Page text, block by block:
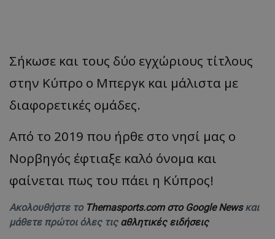
Σήκωσε και τους δύο εγχώριους τίτλους
στην Κύπρο ο Μπεργκ και μάλιστα με
διαφορετικές ομάδες.
Από το 2019 που ήρθε στο νησί μας ο
Νορβηγός έφτιαξε καλό όνομα και
φαίνεται πως του πάει η Κύπρος!
Ακολουθήστε το Themasports.com στο Google Newsκαι
μάθετε πρώτοι όλες τις αθλητικές ειδήσεις